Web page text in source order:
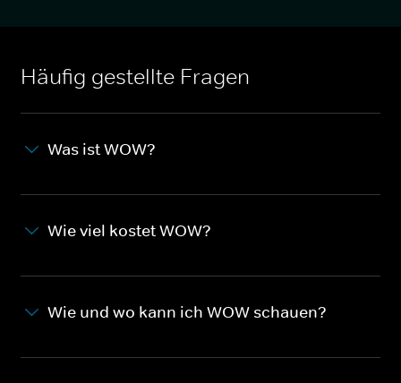
Häufig gestellte Fragen
Was ist WOW?
Wie viel kostet WOW?
Wie und wo kann ich WOW schauen?